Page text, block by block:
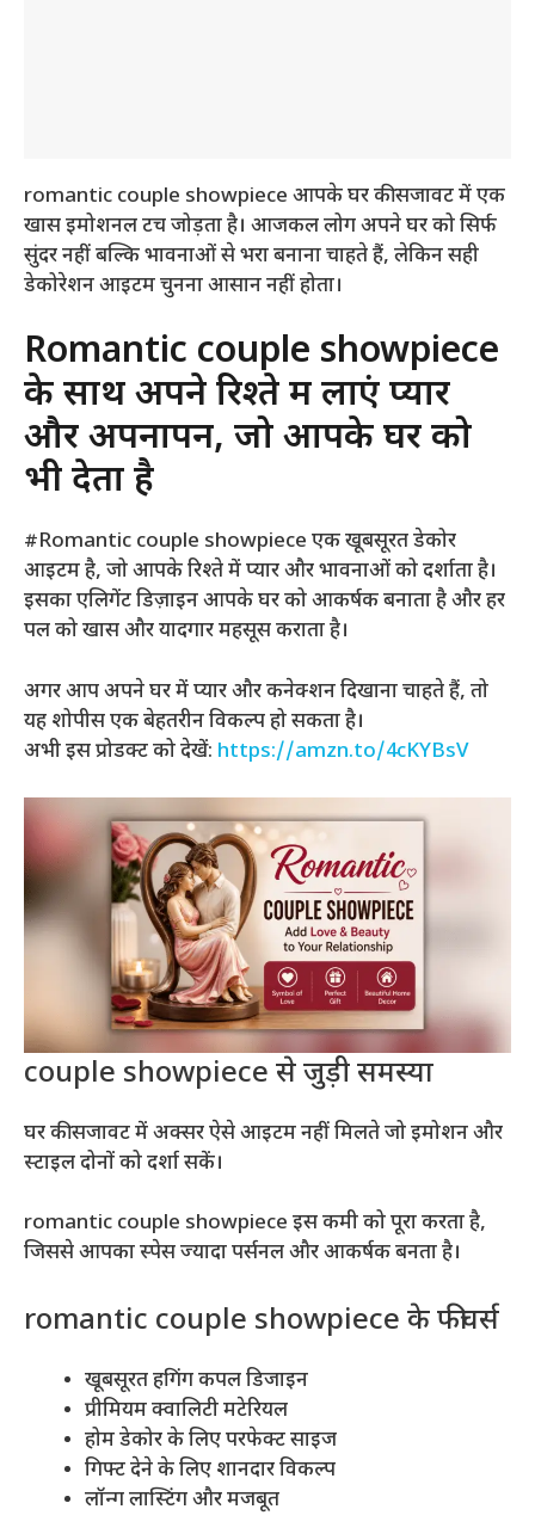
romantic couple showpiece आपके घर की सजावट में एक
खास इमोशनल टच जोड़ता है। आजकल लोग अपने घर को सिर्फ
सुंदर नहीं बल्कि भावनाओं से भरा बनाना चाहते हैं, लेकिन सही
डेकोरेशन आइटम चुनना आसान नहीं होता।
Romantic couple showpiece
के साथ अपने रिश्ते में लाएं प्यार
और अपनापन, जो आपके घर को
भी देता है
#Romantic couple showpiece एक खूबसूरत डेकोर
आइटम है, जो आपके रिश्ते में प्यार और भावनाओं को दर्शाता है।
इसका एलिगेंट डिज़ाइन आपके घर को आकर्षक बनाता है और हर
पल को खास और यादगार महसूस कराता है।
अगर आप अपने घर में प्यार और कनेक्शन दिखाना चाहते हैं, तो
यह शोपीस एक बेहतरीन विकल्प हो सकता है।
अभी इस प्रोडक्ट को देखें: https://amzn.to/4cKYBsV
couple showpiece से जुड़ी समस्या
घर की सजावट में अक्सर ऐसे आइटम नहीं मिलते जो इमोशन और
स्टाइल दोनों को दर्शा सकें।
romantic couple showpiece इस कमी को पूरा करता है,
जिससे आपका स्पेस ज्यादा पर्सनल और आकर्षक बनता है।
romantic couple showpiece के फीचर्स
खूबसूरत हगिंग कपल डिजाइन
प्रीमियम क्वालिटी मटेरियल
होम डेकोर के लिए परफेक्ट साइज
गिफ्ट देने के लिए शानदार विकल्प
लॉन्ग लास्टिंग और मजबूत